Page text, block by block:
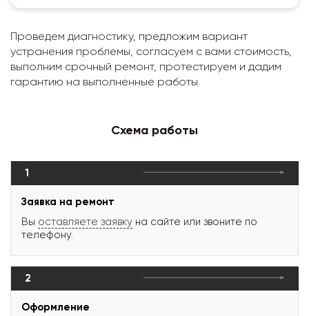
Проведем диагностику, предложим вариант
устранения проблемы, согласуем с вами стоимость,
выполним срочный ремонт, протестируем и дадим
гарантию на выполненные работы.
Схема работы
1
Заявка на ремонт
Вы оставляете заявку на сайте или звоните по
телефону.
2
Оформление